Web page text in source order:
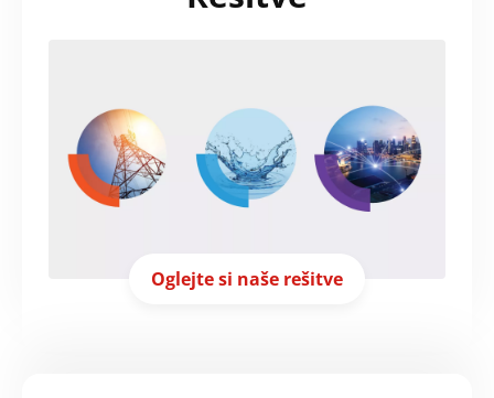
Oglejte si naše rešitve